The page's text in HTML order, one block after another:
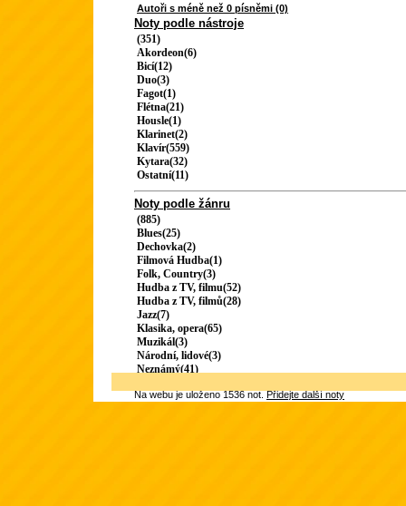
Autoři s méně než 0 písněmi (0)
Noty podle nástroje
(351)
Akordeon(6)
Bicí(12)
Duo(3)
Fagot(1)
Flétna(21)
Housle(1)
Klarinet(2)
Klavír(559)
Kytara(32)
Ostatní(11)
Noty podle žánru
(885)
Blues(25)
Dechovka(2)
Filmová Hudba(1)
Folk, Country(3)
Hudba z TV, filmu(52)
Hudba z TV, filmů(28)
Jazz(7)
Klasika, opera(65)
Muzikál(3)
Národní, lidové(3)
Neznámý(41)
Na webu je uloženo 1536 not.Přidejte další noty